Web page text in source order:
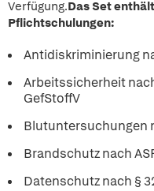
Verfügung.Das Set
Pflichtschulungen:
Antidiskriminierung
Arbeitssicherheit
GefStoffV
Blutuntersuchungen
Brandschutz nach
Datenschutz nach §